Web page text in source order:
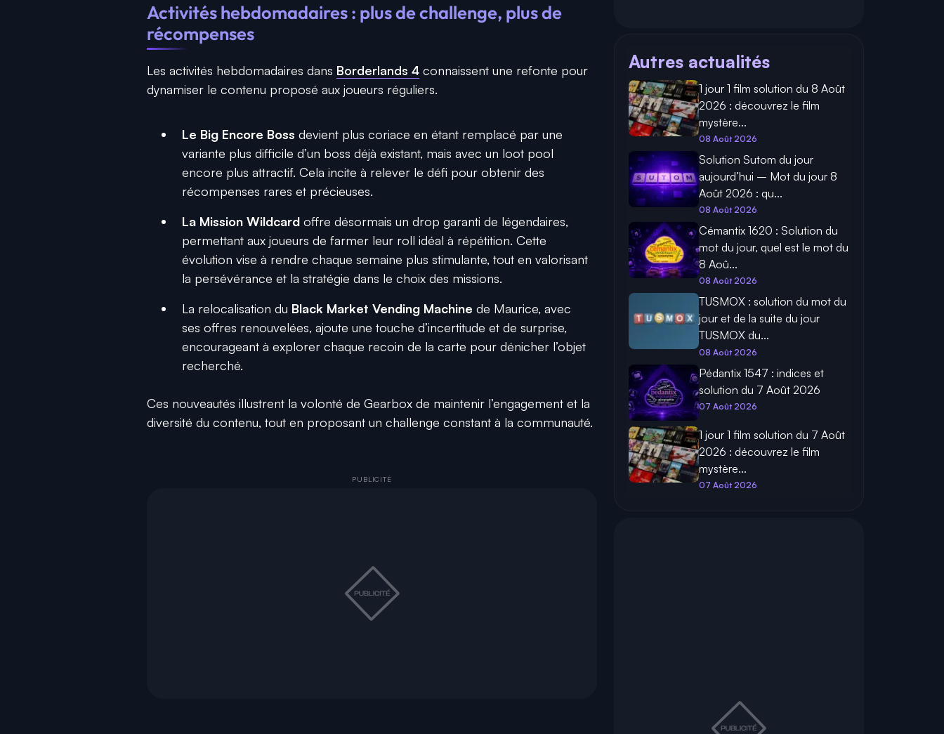
Activités hebdomadaires : plus de challenge, plus de
récompenses
Les activités hebdomadaires dans Borderlands 4 connaissent une refonte pour
dynamiser le contenu proposé aux joueurs réguliers.
Le Big Encore Boss devient plus coriace en étant remplacé par une
variante plus difficile d’un boss déjà existant, mais avec un loot pool
encore plus attractif. Cela incite à relever le défi pour obtenir des
récompenses rares et précieuses.
La Mission Wildcard offre désormais un drop garanti de légendaires,
permettant aux joueurs de farmer leur roll idéal à répétition. Cette
évolution vise à rendre chaque semaine plus stimulante, tout en valorisant
la persévérance et la stratégie dans le choix des missions.
La relocalisation du Black Market Vending Machine de Maurice, avec
ses offres renouvelées, ajoute une touche d’incertitude et de surprise,
encourageant à explorer chaque recoin de la carte pour dénicher l’objet
recherché.
Ces nouveautés illustrent la volonté de Gearbox de maintenir l’engagement et la
diversité du contenu, tout en proposant un challenge constant à la communauté.
Autres actualités
1 jour 1 film solution du 8 Août
2026 : découvrez le film
mystère...
08 Août 2026
Solution Sutom du jour
aujourd’hui – Mot du jour 8
Août 2026 : qu...
08 Août 2026
Cémantix 1620 : Solution du
mot du jour, quel est le mot du
8 Aoû...
08 Août 2026
TUSMOX : solution du mot du
jour et de la suite du jour
TUSMOX du...
08 Août 2026
Pédantix 1547 : indices et
solution du 7 Août 2026
07 Août 2026
1 jour 1 film solution du 7 Août
2026 : découvrez le film
mystère...
07 Août 2026